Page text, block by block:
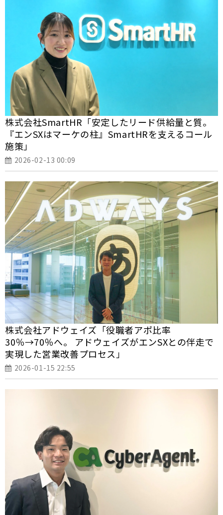
株式会社SmartHR「安定したリード供給量と質。
『エンSXはマーケの柱』SmartHRを支えるコール
施策」
2026-02-13 00:09
株式会社アドウェイズ「役職者アポ比率
30％→70％へ。 アドウェイズがエンSXとの伴走で
実現した営業改善プロセス」
2026-01-15 22:55